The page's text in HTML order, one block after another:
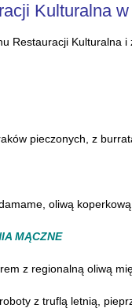
Kulturalna
Restauracji Kulturalna
pieczonych, z
oliwą
MĄCZNE
z regionalną oliwą
z truflą letnią,